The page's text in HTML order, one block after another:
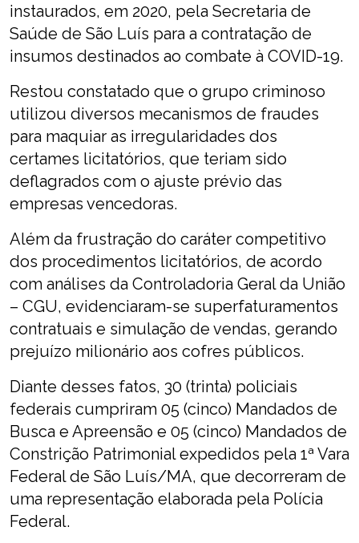
instaurados, em 2020, pela Secretaria de
Saúde de São Luís para a contratação de
insumos destinados ao combate à COVID-19.
Restou constatado que o grupo criminoso
utilizou diversos mecanismos de fraudes
para maquiar as irregularidades dos
certames licitatórios, que teriam sido
deflagrados com o ajuste prévio das
empresas vencedoras.
Além da frustração do caráter competitivo
dos procedimentos licitatórios, de acordo
com análises da Controladoria Geral da União
– CGU, evidenciaram-se superfaturamentos
contratuais e simulação de vendas, gerando
prejuízo milionário aos cofres públicos.
Diante desses fatos, 30 (trinta) policiais
federais cumpriram 05 (cinco) Mandados de
Busca e Apreensão e 05 (cinco) Mandados de
Constrição Patrimonial expedidos pela 1ª Vara
Federal de São Luís/MA, que decorreram de
uma representação elaborada pela Polícia
Federal.